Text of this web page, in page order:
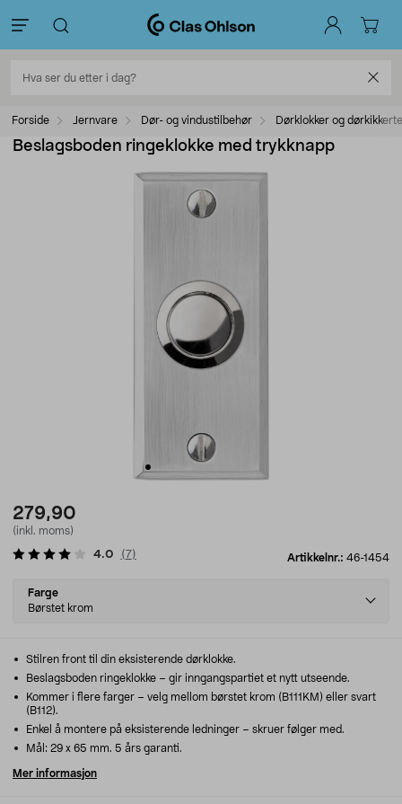
Forside Jernvare Dør- og vindustilbehør Dørklokker og
Beslagsboden ringeklokke med trykknapp
279,90
(inkl. moms)
Artikkelnr.: 46-1454
4.0 (7)
Select
variant
Farge
Børstet krom
Stilren front til din eksisterende dørklokke.
Beslagsboden ringeklokke – gir inngangspartiet et nytt utseende.
Kommer i flere farger – velg mellom børstet krom (B111KM) eller svart
(B112).
Enkel å montere på eksisterende ledninger – skruer følger med.
Mål: 29 x 65 mm. 5 års garanti.
Mer informasjon